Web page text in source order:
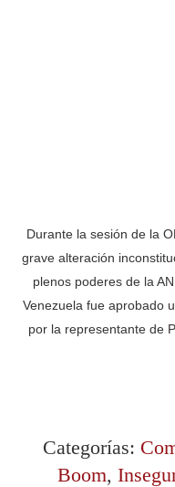
Durante la sesión de la
grave alteración
plenos poderes de la
Venezuela fue aprobado
por la representante de
Categorías:
Boom,